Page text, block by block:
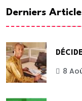
Derniers
8